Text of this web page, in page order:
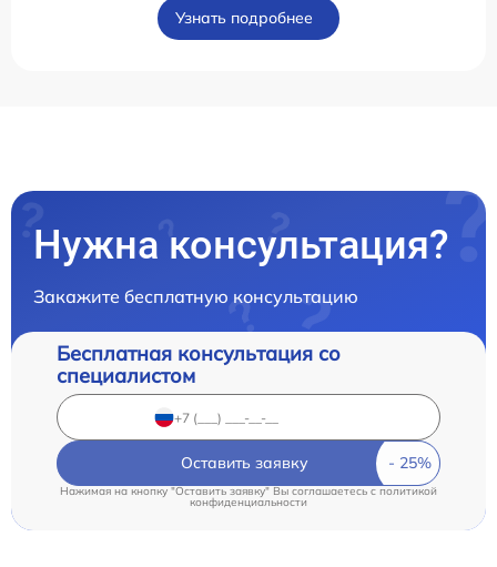
Узнать подробнее
Нужна консультация?
Закажите бесплатную консультацию
Бесплатная консультация со
специалистом
Оставить заявку
Нажимая на кнопку "Оставить заявку" Вы соглашаетесь c политикой
конфиденциальности